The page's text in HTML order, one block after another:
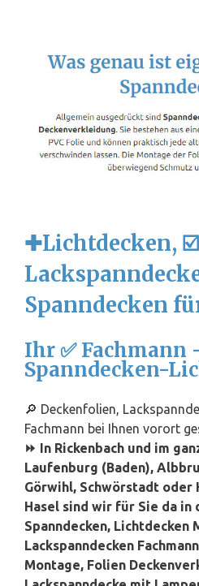
✚Lichtdecken, ☑️
Spanndecken
Ihr ✅ Fachmann
Spanndecken-
🔎 Deckenfolien,
Fachmann bei Ihnen vorort
⏩ In Rickenbach und im
Laufenburg (Baden),
Görwihl, Schwörstadt oder
Hasel sind wir für Sie da in
Spanndecken,
Lackspanndecken
Montage, Folien